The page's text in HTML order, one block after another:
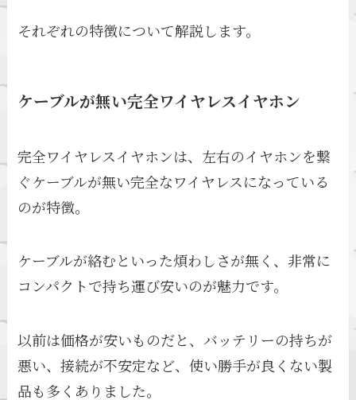
それぞれの特徴について解説します。
ケーブルが無い完全ワイヤレスイヤホン
完全ワイヤレスイヤホンは、左右のイヤホンを繋
ぐケーブルが無い完全なワイヤレスになっている
のが特徴。
ケーブルが絡むといった煩わしさが無く、非常に
コンパクトで持ち運び安いのが魅力です。
以前は価格が安いものだと、バッテリーの持ちが
悪い、接続が不安定など、使い勝手が良くない製
品も多くありました。